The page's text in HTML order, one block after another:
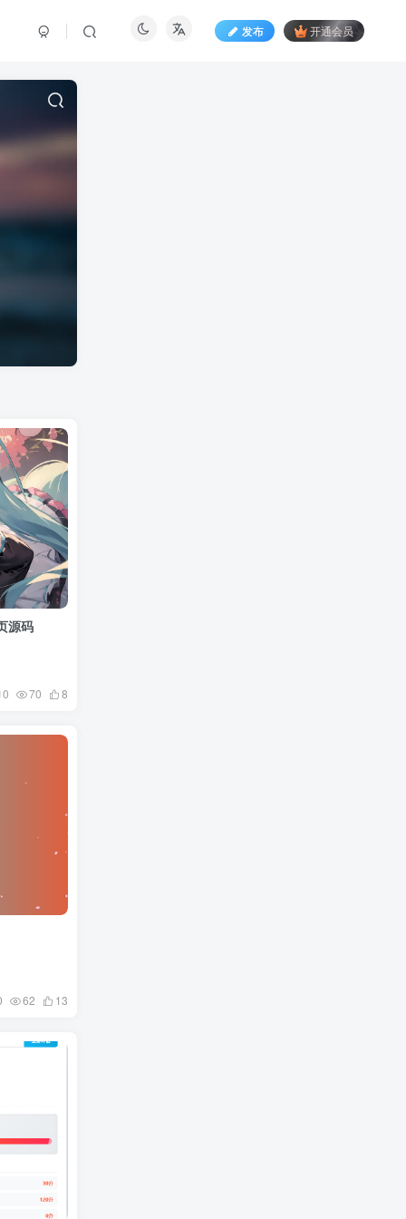
发布 开通会员
源码
0 70 8
62 13